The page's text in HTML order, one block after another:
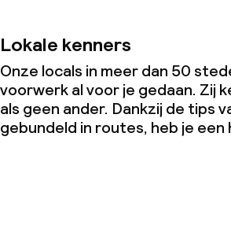
Lokale kenners
Onze locals in meer dan 50
voorwerk al voor je gedaan. Zij
als geen ander. Dankzij de tips
gebundeld in routes, heb je een